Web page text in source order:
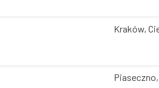
Kraków,
Piaseczno,